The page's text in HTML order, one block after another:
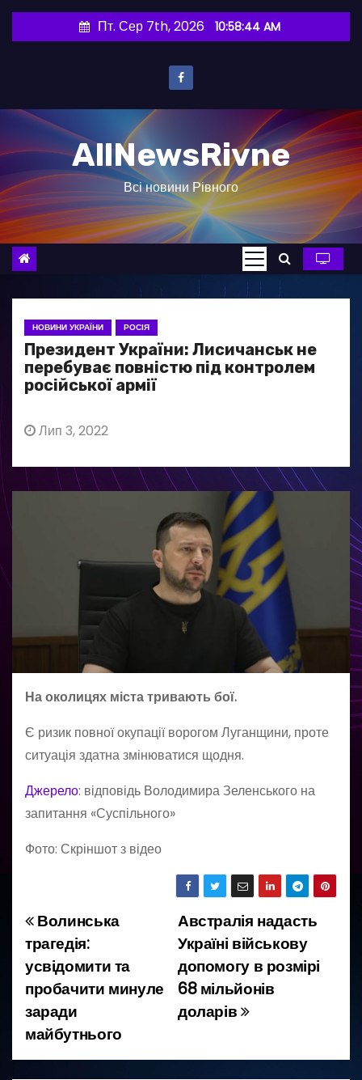
и
о
в
Пт. Сер 7th, 2026 10:58:45 AM
AllNewsRivne
Всі новини Рівного
НОВИНИ УКРАЇНИ РОСІЯ
Президент України: Лисичанськ не
перебуває повністю під контролем
російської армії
Лип 3, 2022
На околицях міста тривають бої.
Є ризик повної окупації ворогом Луганщини, проте
ситуація здатна змінюватися щодня.
Джерело: відповідь Володимира Зеленського на
запитання «Суспільного»
Фото: Скріншот з відео
Н
а
в
і
г
Австралія надасть
Україні військову
допомогу в розмірі
68 мільйонів
доларів
Волинська
трагедія:
усвідомити та
пробачити минуле
заради
майбутнього